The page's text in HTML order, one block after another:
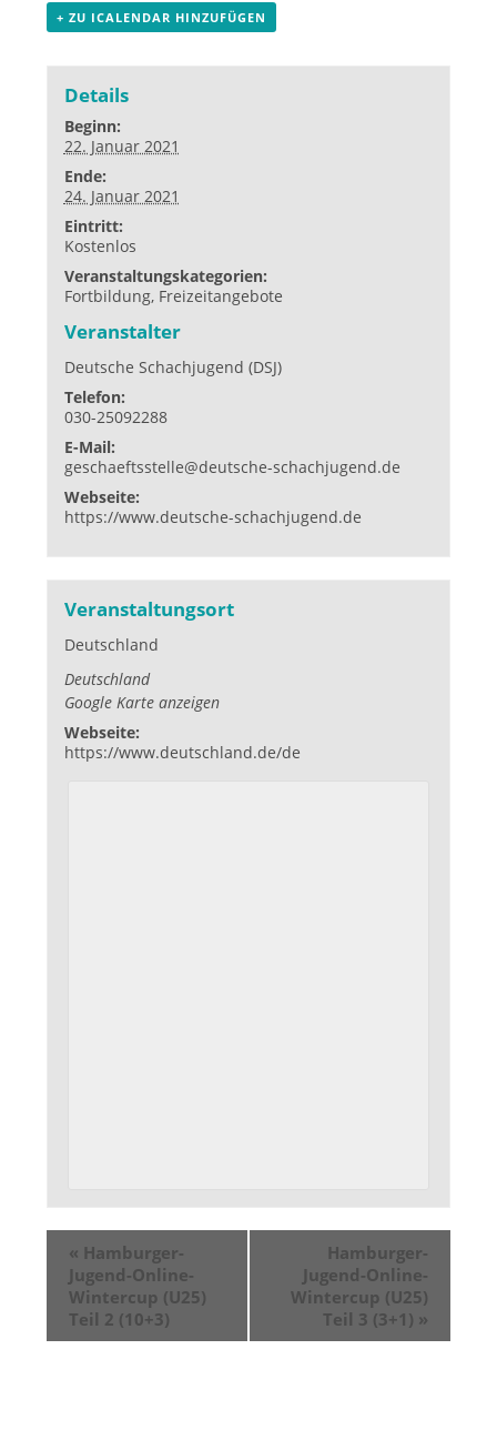
+ ZU ICALENDAR HINZUFÜGEN
Details
Beginn:
22. Januar 2021
Ende:
24. Januar 2021
Eintritt:
Kostenlos
Veranstaltungskategorien:
Fortbildung, Freizeitangebote
Veranstalter
Deutsche Schachjugend (DSJ)
Telefon:
030-25092288
E-Mail:
geschaeftsstelle@deutsche-schachjugend.de
Webseite:
https://www.deutsche-schachjugend.de
Veranstaltungsort
Deutschland
Deutschland
Google Karte anzeigen
Webseite:
https://www.deutschland.de/de
« Hamburger-
Jugend-Online-
Wintercup (U25)
Teil 2 (10+3)
Hamburger-
Jugend-Online-
Wintercup (U25)
Teil 3 (3+1) »